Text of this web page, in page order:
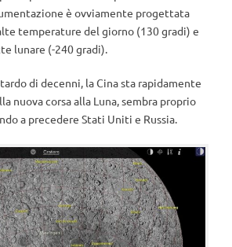
è ovviamente progettata
temperature del giorno (130 gradi) e
lunare (-240 gradi).
di decenni, la Cina sta rapidamente
nuova corsa alla Luna, sembra proprio
a precedere Stati Uniti e Russia.